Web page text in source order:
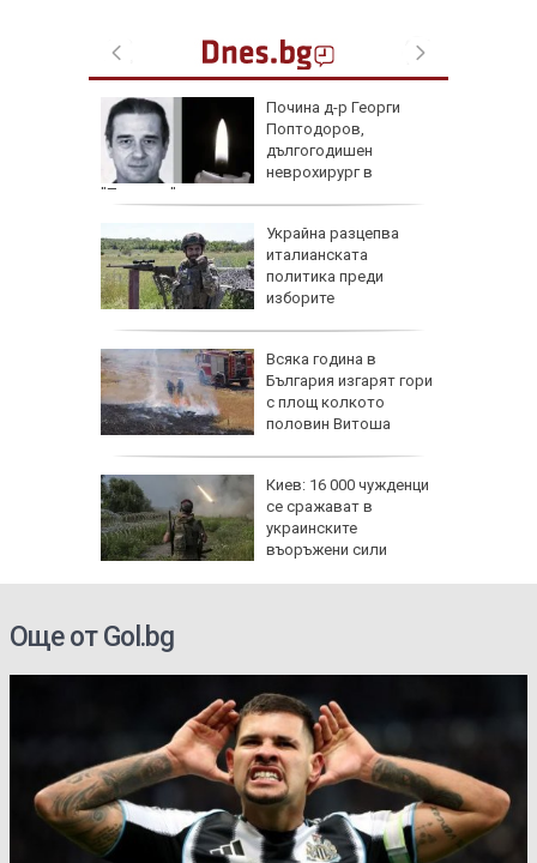
Почина д-р Георги
Поптодоров,
дългогодишен
неврохирург в
"Пирогов"
Украйна разцепва
италианската
политика преди
изборите
Всяка година в
България изгарят гори
с площ колкото
половин Витоша
Киев: 16 000 чужденци
се сражават в
украинските
въоръжени сили
Още от Gol.bg